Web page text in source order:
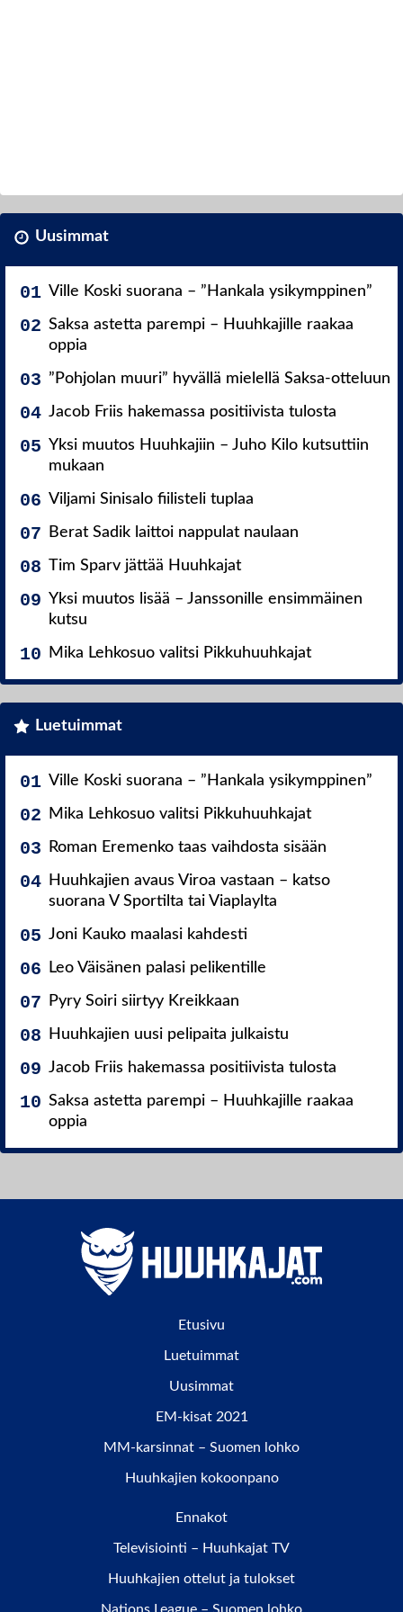
Uusimmat
Ville Koski suorana – ”Hankala ysikymppinen”
Saksa astetta parempi – Huuhkajille raakaa
oppia
”Pohjolan muuri” hyvällä mielellä Saksa-otteluun
Jacob Friis hakemassa positiivista tulosta
Yksi muutos Huuhkajiin – Juho Kilo kutsuttiin
mukaan
Viljami Sinisalo fiilisteli tuplaa
Berat Sadik laittoi nappulat naulaan
Tim Sparv jättää Huuhkajat
Yksi muutos lisää – Janssonille ensimmäinen
kutsu
Mika Lehkosuo valitsi Pikkuhuuhkajat
Luetuimmat
Ville Koski suorana – ”Hankala ysikymppinen”
Mika Lehkosuo valitsi Pikkuhuuhkajat
Roman Eremenko taas vaihdosta sisään
Huuhkajien avaus Viroa vastaan – katso
suorana V Sportilta tai Viaplaylta
Joni Kauko maalasi kahdesti
Leo Väisänen palasi pelikentille
Pyry Soiri siirtyy Kreikkaan
Huuhkajien uusi pelipaita julkaistu
Jacob Friis hakemassa positiivista tulosta
Saksa astetta parempi – Huuhkajille raakaa
oppia
Etusivu
Luetuimmat
Uusimmat
EM-kisat 2021
MM-karsinnat – Suomen lohko
Huuhkajien kokoonpano
Ennakot
Televisiointi – Huuhkajat TV
Huuhkajien ottelut ja tulokset